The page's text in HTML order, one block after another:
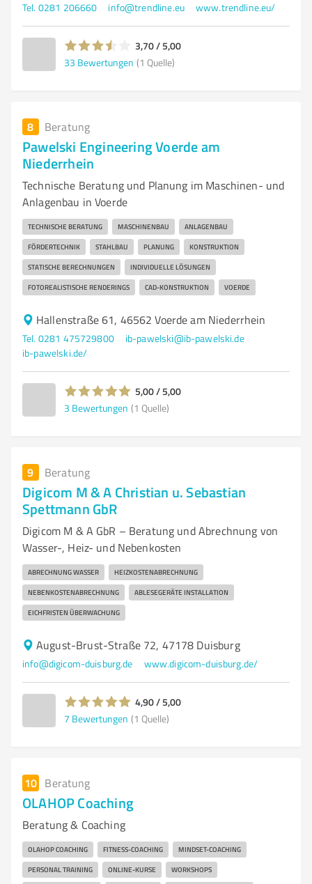
Tel. 0281 206660 info@trendline.eu www.trendline.eu/
3,70 / 5,00
33 Bewertungen (1 Quelle)
8 Beratung
Pawelski Engineering Voerde am
Niederrhein
Technische Beratung und Planung im Maschinen- und
Anlagenbau in Voerde
TECHNISCHE BERATUNG MASCHINENBAU ANLAGENBAU
FÖRDERTECHNIK STAHLBAU PLANUNG KONSTRUKTION
STATISCHE BERECHNUNGEN INDIVIDUELLE LÖSUNGEN
FOTOREALISTISCHE RENDERINGS CAD-KONSTRUKTION VOERDE
Hallenstraße 61, 46562 Voerde am Niederrhein
Tel. 0281 475729800
ib-pawelski@ib-pawelski.de
ib-pawelski.de/
5,00 / 5,00
3 Bewertungen (1 Quelle)
9 Beratung
Digicom M & A Christian u. Sebastian
Spettmann GbR
Digicom M & A GbR – Beratung und Abrechnung von
Wasser-, Heiz- und Nebenkosten
ABRECHNUNG WASSER HEIZKOSTENABRECHNUNG
NEBENKOSTENABRECHNUNG ABLESEGERÄTE INSTALLATION
EICHFRISTEN ÜBERWACHUNG
August-Brust-Straße 72, 47178 Duisburg
info@digicom-duisburg.de www.digicom-duisburg.de/
4,90 / 5,00
7 Bewertungen (1 Quelle)
10 Beratung
OLAHOP Coaching
Beratung & Coaching
OLAHOP COACHING FITNESS-COACHING MINDSET-COACHING
PERSONAL TRAINING ONLINE-KURSE WORKSHOPS